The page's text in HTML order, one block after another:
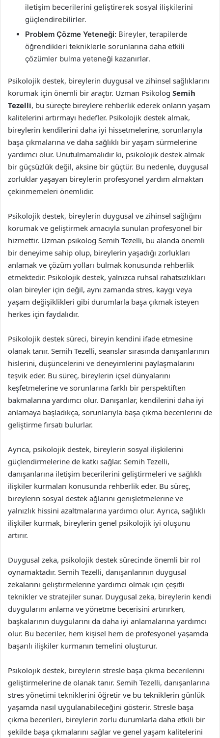
iletişim becerilerini geliştirerek sosyal ilişkilerini
güçlendirebilirler.
Problem Çözme Yeteneği: Bireyler, terapilerde
öğrendikleri tekniklerle sorunlarına daha etkili
çözümler bulma yeteneği kazanırlar.
Psikolojik destek, bireylerin duygusal ve zihinsel sağlıklarını
korumak için önemli bir araçtır. Uzman Psikolog Semih
Tezelli, bu süreçte bireylere rehberlik ederek onların yaşam
kalitelerini artırmayı hedefler. Psikolojik destek almak,
bireylerin kendilerini daha iyi hissetmelerine, sorunlarıyla
başa çıkmalarına ve daha sağlıklı bir yaşam sürmelerine
yardımcı olur. Unutulmamalıdır ki, psikolojik destek almak
bir güçsüzlük değil, aksine bir güçtür. Bu nedenle, duygusal
zorluklar yaşayan bireylerin profesyonel yardım almaktan
çekinmemeleri önemlidir.
Psikolojik destek, bireylerin duygusal ve zihinsel sağlığını
korumak ve geliştirmek amacıyla sunulan profesyonel bir
hizmettir. Uzman psikolog Semih Tezelli, bu alanda önemli
bir deneyime sahip olup, bireylerin yaşadığı zorlukları
anlamak ve çözüm yolları bulmak konusunda rehberlik
etmektedir. Psikolojik destek, yalnızca ruhsal rahatsızlıkları
olan bireyler için değil, aynı zamanda stres, kaygı veya
yaşam değişiklikleri gibi durumlarla başa çıkmak isteyen
herkes için faydalıdır.
Psikolojik destek süreci, bireyin kendini ifade etmesine
olanak tanır. Semih Tezelli, seanslar sırasında danışanlarının
hislerini, düşüncelerini ve deneyimlerini paylaşmalarını
teşvik eder. Bu süreç, bireylerin içsel dünyalarını
keşfetmelerine ve sorunlarına farklı bir perspektiften
bakmalarına yardımcı olur. Danışanlar, kendilerini daha iyi
anlamaya başladıkça, sorunlarıyla başa çıkma becerilerini de
geliştirme fırsatı bulurlar.
Ayrıca, psikolojik destek, bireylerin sosyal ilişkilerini
güçlendirmelerine de katkı sağlar. Semih Tezelli,
danışanlarına iletişim becerilerini geliştirmeleri ve sağlıklı
ilişkiler kurmaları konusunda rehberlik eder. Bu süreç,
bireylerin sosyal destek ağlarını genişletmelerine ve
yalnızlık hissini azaltmalarına yardımcı olur. Ayrıca, sağlıklı
ilişkiler kurmak, bireylerin genel psikolojik iyi oluşunu
artırır.
Duygusal zeka, psikolojik destek sürecinde önemli bir rol
oynamaktadır. Semih Tezelli, danışanlarının duygusal
zekalarını geliştirmelerine yardımcı olmak için çeşitli
teknikler ve stratejiler sunar. Duygusal zeka, bireylerin kendi
duygularını anlama ve yönetme becerisini artırırken,
başkalarının duygularını da daha iyi anlamalarına yardımcı
olur. Bu beceriler, hem kişisel hem de profesyonel yaşamda
başarılı ilişkiler kurmanın temelini oluşturur.
Psikolojik destek, bireylerin stresle başa çıkma becerilerini
geliştirmelerine de olanak tanır. Semih Tezelli, danışanlarına
stres yönetimi tekniklerini öğretir ve bu tekniklerin günlük
yaşamda nasıl uygulanabileceğini gösterir. Stresle başa
çıkma becerileri, bireylerin zorlu durumlarla daha etkili bir
şekilde başa çıkmalarını sağlar ve genel yaşam kalitelerini